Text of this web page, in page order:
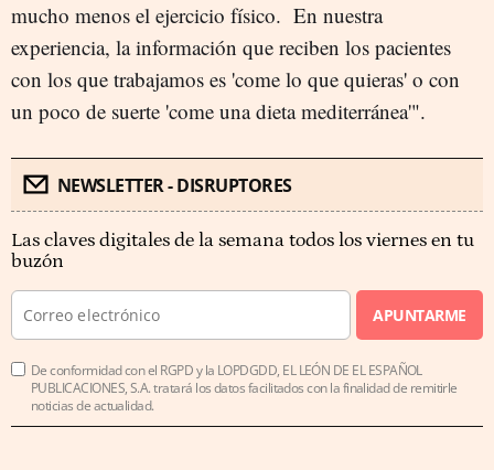
mucho menos el ejercicio físico. En nuestra
experiencia, la información que reciben los pacientes
con los que trabajamos es 'come lo que quieras' o con
un poco de suerte 'come una dieta mediterránea'".
NEWSLETTER - DISRUPTORES
Las claves digitales de la semana todos los viernes en tu
buzón
APUNTARME
De conformidad con el RGPD y la LOPDGDD, EL LEÓN DE EL ESPAÑOL
PUBLICACIONES, S.A. tratará los datos facilitados con la finalidad de remitirle
noticias de actualidad.